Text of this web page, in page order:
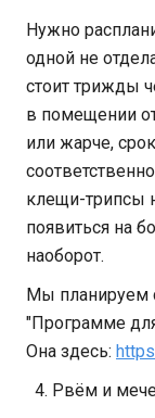
Нужно
одной не
стоит трижды
в помещении
или жарче,
клещи-трипсы
появиться на
наоборот.
Мы планируем
"Программе
Она здесь:
Рвём и